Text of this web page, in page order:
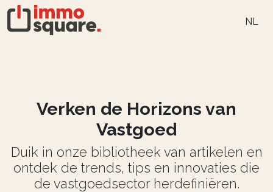
NL
Verken de Horizons van
Vastgoed
Duik in onze bibliotheek van artikelen en
ontdek de trends, tips en innovaties die
de vastgoedsector herdefiniëren.